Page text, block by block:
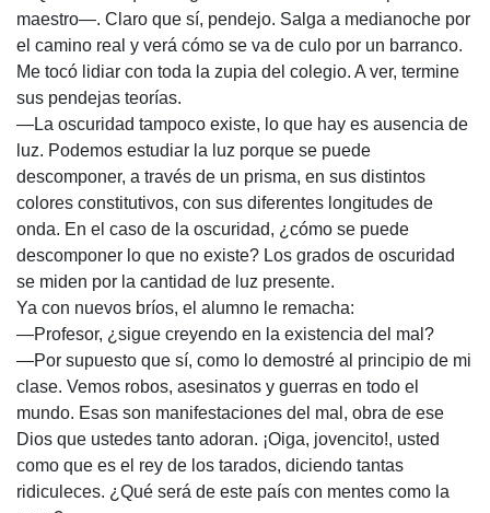
maestro—. Claro que sí, pendejo. Salga a medianoche por
el camino real y verá cómo se va de culo por un barranco.
Me tocó lidiar con toda la zupia del colegio. A ver, termine
sus pendejas teorías.
—La oscuridad tampoco existe, lo que hay es ausencia de
luz. Podemos estudiar la luz porque se puede
descomponer, a través de un prisma, en sus distintos
colores constitutivos, con sus diferentes longitudes de
onda. En el caso de la oscuridad, ¿cómo se puede
descomponer lo que no existe? Los grados de oscuridad
se miden por la cantidad de luz presente.
Ya con nuevos bríos, el alumno le remacha:
—Profesor, ¿sigue creyendo en la existencia del mal?
—Por supuesto que sí, como lo demostré al principio de mi
clase. Vemos robos, asesinatos y guerras en todo el
mundo. Esas son manifestaciones del mal, obra de ese
Dios que ustedes tanto adoran. ¡Oiga, jovencito!, usted
como que es el rey de los tarados, diciendo tantas
ridiculeces. ¿Qué será de este país con mentes como la